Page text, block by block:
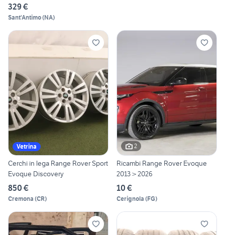
329 €
Sant'Antimo(NA)
Vetrina
Cerchi in lega Range Rover Sport
Evoque Discovery
850 €
Cremona (CR)
2
Ricambi Range Rover Evoque
2013 > 2026
10 €
Cerignola (FG)